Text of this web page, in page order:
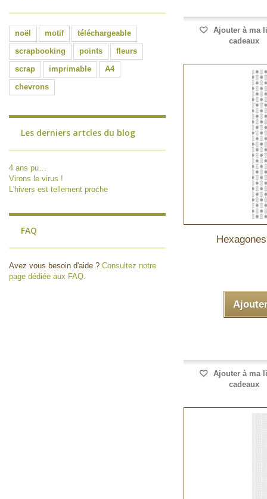
noël motif
téléchargeable
scrapbooking
points
fleurs
scrap
imprimable
A4
chevrons
Les derniers artcles du blog
4 ans pu…
Virons le virus !
L'hivers est tellement proche
FAQ
Avez vous besoin d'aide ? Consultez notre
page dédiée aux FAQ.
Ajouter à ma
cadeaux
Ajouter à ma
cadeaux